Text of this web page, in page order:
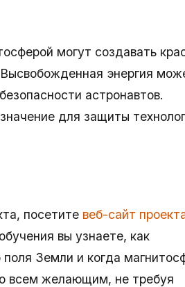
могут создавать
энергия
астронавтов.
для защиты
посетите веб-сайт
вы узнаете, как
поля Земли и когда
всем желающим, не требуя